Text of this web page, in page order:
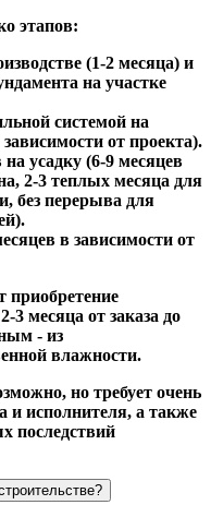
этапов:
(1-2 месяца) и
на участке
системой на
от проекта).
усадку (6-9 месяцев
2-3 теплых месяца для
без перерыва для
в зависимости от
3 месяца от заказа до
- из
влажности.
но требует очень
и исполнителя, а также
последствий